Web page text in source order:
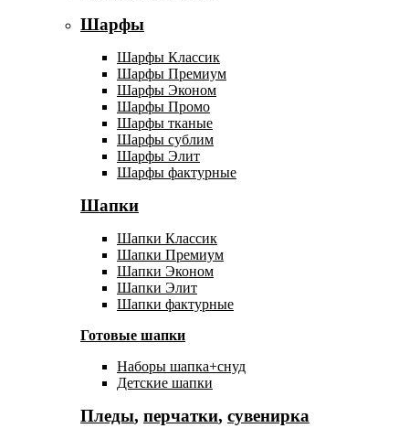
Шарфы
Шарфы Классик
Шарфы Премиум
Шарфы Эконом
Шарфы Промо
Шарфы тканые
Шарфы сублим
Шарфы Элит
Шарфы фактурные
Шапки
Шапки Классик
Шапки Премиум
Шапки Эконом
Шапки Элит
Шапки фактурные
Готовые шапки
Наборы шапка+снуд
Детские шапки
Пледы, перчатки, сувенирка